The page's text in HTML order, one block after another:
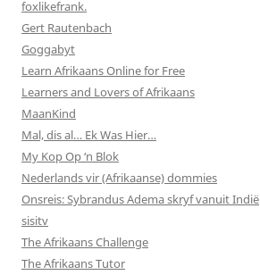
foxlikefrank.
Gert Rautenbach
Goggabyt
Learn Afrikaans Online for Free
Learners and Lovers of Afrikaans
MaanKind
Mal, dis al… Ek Was Hier…
My Kop Op ‘n Blok
Nederlands vir (Afrikaanse) dommies
Onsreis: Sybrandus Adema skryf vanuit Indië
sisitv
The Afrikaans Challenge
The Afrikaans Tutor